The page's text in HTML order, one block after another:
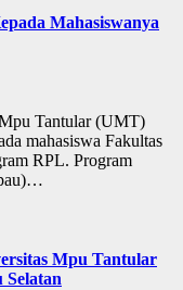
Mahasiswanya
Tantular (UMT)
mahasiswa Fakultas
RPL. Program
Mpu Tantular
Selatan